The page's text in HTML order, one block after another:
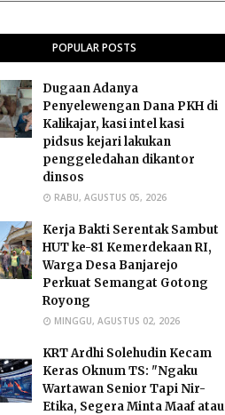
POPULAR POSTS
Dugaan Adanya
Penyelewengan Dana PKH di
Kalikajar, kasi intel kasi
pidsus kejari lakukan
penggeledahan dikantor
dinsos
RABU, AGUSTUS 05, 2026
Kerja Bakti Serentak Sambut
HUT ke-81 Kemerdekaan RI,
Warga Desa Banjarejo
Perkuat Semangat Gotong
Royong
MINGGU, AGUSTUS 02, 2026
​KRT Ardhi Solehudin Kecam
Keras Oknum TS: "Ngaku
Wartawan Senior Tapi Nir-
Etika, Segera Minta Maaf atau